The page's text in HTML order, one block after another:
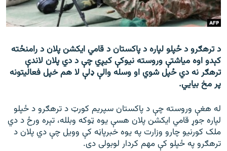
۱۴ ساعته راډیويي خپرونې
موږ وڅارئ
د ازادې اروپا راډیو ټولې ووبپاڼې
د ترهګرو د ځپلو لپاره د پاکستان د قامي ايکشن پلان د رامنځته
کېدو اوه مياشتې وروسته نيوکې کيږي چې د دي پلان لاندې
ترهګر نه دي ځپل شوي او وسله والې ډلې لا هم خپل فعاليتونه
پر مخ بيايي.
له هغې وروسته چې د پاکستان سپريم کورټ د ترهګرو د ځپلو
لپاره جوړ قامي ايکشن پلان هسې يوه ټوکه وبلله، تېره ورځ د دي
ملک کورنيو چارو وزارت په يوه خبرپاڼه کې وويل چې دي پلان د
ترهګرو په ځپلو کې مهم کردار لوبولی دی.